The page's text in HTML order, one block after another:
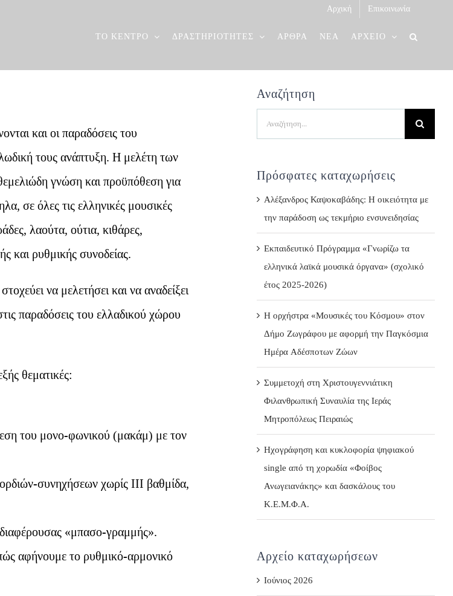
Αρχική Επικοινωνία
ΤΟ ΚΕΝΤΡΟ ΔΡΑΣΤΗΡΙΟΤΗΤΕΣ ΑΡΘΡΑ ΝΕΑ ΑΡΧΕΙΟ
και οι παραδόσεις του
τους ανάπτυξη. Η μελέτη των
γνώση και προϋπόθεση για
σε όλες τις ελληνικές μουσικές
λαούτα, ούτια, κιθάρες,
και ρυθμικής συνοδείας.
να μελετήσει και να αναδείξει
παραδόσεις του ελλαδικού χώρου
θεματικές:
του μονο-φωνικού (μακάμ) με τον
συνηχήσεων χωρίς ΙΙΙ βαθμίδα,
«μπασο-γραμμής».
αφήνουμε το ρυθμικό-αρμονικό
Αναζήτηση
Πρόσφατες καταχωρήσεις
Αλέξανδρος Καψοκαβάδης: Η οικειότητα με
την παράδοση ως τεκμήριο ενσυνειδησίας
Εκπαιδευτικό Πρόγραμμα «Γνωρίζω τα
ελληνικά λαϊκά μουσικά όργανα» (σχολικό
έτος 2025-2026)
Η ορχήστρα «Μουσικές του Κόσμου» στον
Δήμο Ζωγράφου με αφορμή την Παγκόσμια
Ημέρα Αδέσποτων Ζώων
Συμμετοχή στη Χριστουγεννιάτικη
Φιλανθρωπική Συναυλία της Ιεράς
Μητροπόλεως Πειραιώς
Ηχογράφηση και κυκλοφορία ψηφιακού
single από τη χορωδία «Φοίβος
Ανωγειανάκης» και δασκάλους του
Κ.Ε.Μ.Φ.Α.
Αρχείο καταχωρήσεων
Ιούνιος 2026